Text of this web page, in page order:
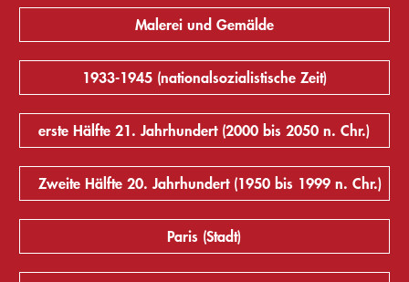
Malerei und Gemälde
1933-1945 (nationalsozialistische Zeit)
erste Hälfte 21. Jahrhundert (2000 bis 2050 n. Chr.)
Zweite Hälfte 20. Jahrhundert (1950 bis 1999 n. Chr.)
Paris (Stadt)